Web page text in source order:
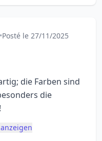
•Posté le 27/11/2025
die Farben sind
die